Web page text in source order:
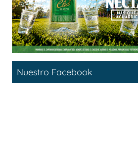
Nuestro Facebook